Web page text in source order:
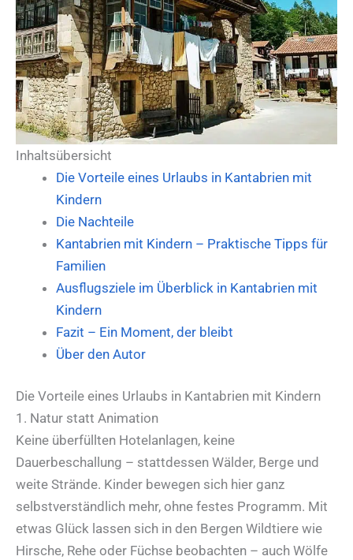
Inhaltsübersicht
Die Vorteile eines Urlaubs in Kantabrien mit
Kindern
Die Nachteile
Kantabrien mit Kindern – Praktische Tipps für
Familien
Ausflugsziele im Überblick in Kantabrien mit
Kindern
Fazit – Ein Moment, der bleibt
Über den Autor
Die Vorteile eines Urlaubs in Kantabrien mit Kindern
1. Natur statt Animation
Keine überfüllten Hotelanlagen, keine
Dauerbeschallung – stattdessen Wälder, Berge und
weite Strände. Kinder bewegen sich hier ganz
selbstverständlich mehr, ohne festes Programm. Mit
etwas Glück lassen sich in den Bergen Wildtiere wie
Hirsche, Rehe oder Füchse beobachten – auch Wölfe